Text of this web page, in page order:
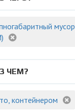
мусор
ЧЕМ?
контейнером